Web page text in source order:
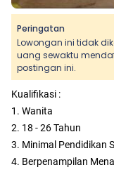
Peringatan
Lowongan ini tidak
uang sewaktu
postingan ini.
Kualifikasi :
1. Wanita
2. 18 - 26 Tahun
3. Minimal Pendidikan
4. Berpenampilan